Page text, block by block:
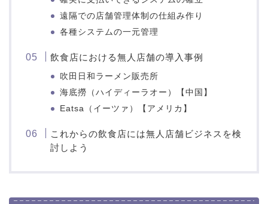
遠隔での店舗管理体制の仕組み作り
各種システムの一元管理
飲食店における無人店舗の導入事例
吹田日和ラーメン販売所
海底撈（ハイディーラオー）【中国】
Eatsa（イーツァ）【アメリカ】
これからの飲食店には無人店舗ビジネスを検
討しよう